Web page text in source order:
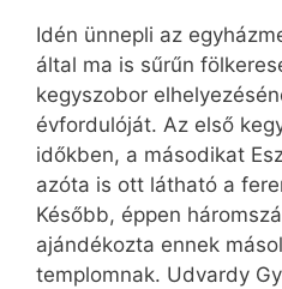
Idén ünnepli az
által ma is sűrűn
kegyszobor
évfordulóját. Az első
időkben, a másodikat
azóta is ott látható a
Később, éppen
ajándékozta ennek
templomnak. Udvardy